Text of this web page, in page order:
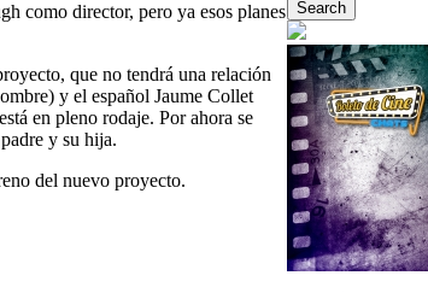
como director, pero ya esos planes
que no tendrá una relación
y el español Jaume Collet
en pleno rodaje. Por ahora se
y su hija.
del nuevo proyecto.